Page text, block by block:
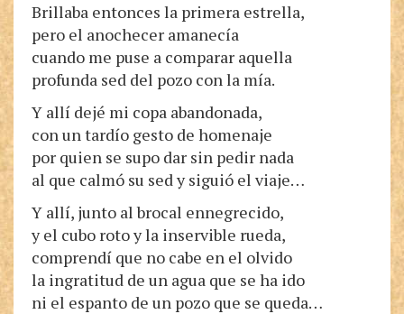
Brillaba entonces la primera estrella,
pero el anochecer amanecía
cuando me puse a comparar aquella
profunda sed del pozo con la mía.
Y allí dejé mi copa abandonada,
con un tardío gesto de homenaje
por quien se supo dar sin pedir nada
al que calmó su sed y siguió el viaje…
Y allí, junto al brocal ennegrecido,
y el cubo roto y la inservible rueda,
comprendí que no cabe en el olvido
la ingratitud de un agua que se ha ido
ni el espanto de un pozo que se queda…